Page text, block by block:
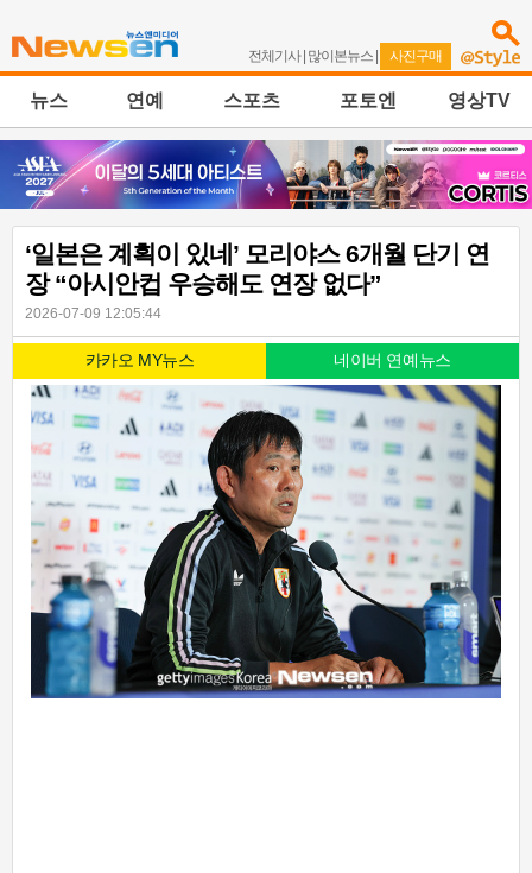
전체기사| 많이본뉴스 | 사진구매
뉴스 연예 스포츠 포토엔 영상TV
‘일본은 계획이 있네’ 모리야스 6개월 단기 연
장 “아시안컵 우승해도 연장 없다”
2026-07-09 12:05:44
카카오 MY뉴스 네이버 연예뉴스